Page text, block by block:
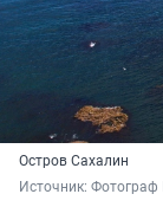
Остров Сахалин
Источник: Фотограф